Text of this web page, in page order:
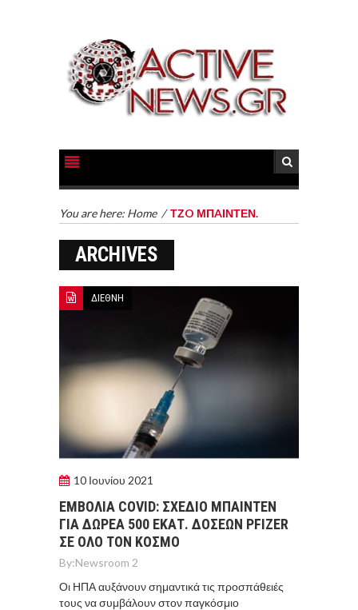
You are here: Home /ΤΖO ΜΠAΙΝΤΕΝ.
ARCHIVES
ΔΙΕΘΝΗ
10 Ιουνίου 2021
ΕΜΒOΛΙΑ COVID: ΣΧEΔΙΟ ΜΠAΙΝΤΕΝ
ΓΙΑ ΔΩΡΕA 500 ΕΚΑΤ. ΔOΣΕΩΝ PFIZER
ΣΕ OΛΟ ΤΟΝ ΚOΣΜΟ
By:Newsroom 2
Οι ΗΠΑ αυξάνουν σημαντικά τις προσπάθειές
τους να συμβάλουν στον παγκόσμιο